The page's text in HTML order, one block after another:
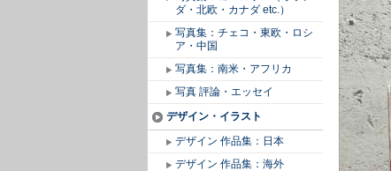
ダ・北欧・カナダ etc.）
写真集：チェコ・東欧・ロシ
ア・中国
写真集：南米・アフリカ
写真 評論・エッセイ
デザイン・イラスト
デザイン 作品集：日本
デザイン 作品集：海外